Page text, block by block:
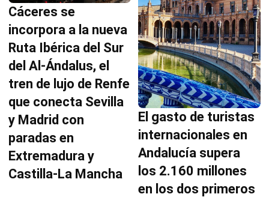
Cáceres se
incorpora a la nueva
Ruta Ibérica del Sur
del Al-Ándalus, el
tren de lujo de Renfe
que conecta Sevilla
y Madrid con
paradas en
Extremadura y
Castilla-La Mancha
El gasto de turistas
internacionales en
Andalucía supera
los 2.160 millones
en los dos primeros